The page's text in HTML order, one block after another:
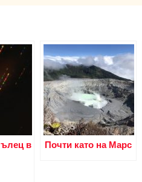
в
Почти като на Марс